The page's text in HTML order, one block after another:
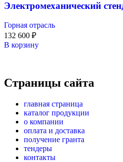
Электромеханический
Горная отрасль
132 600 ₽
В корзину
Страницы сайта
главная страница
каталог продукции
о компании
оплата и доставка
получение гранта
тендеры
контакты